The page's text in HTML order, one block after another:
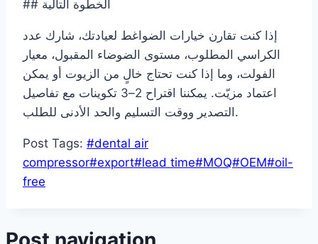
## الخطوة التالية
إذا كنت تقارن خيارات الضواغط لعيادتك، شارك عدد
الكراسي المطلوب، مستوى الضوضاء المقبول، معيار
الفولت، وما إذا كنت تحتاج خالٍ من الزيوت أو يمكن
اعتماد مزيّت. يمكننا اقتراح 2–3 تكوينات مع تفاصيل
التصدير ووقت التسليم والحد الأدنى للطلب.
Post Tags: #dental air
compressor#export#lead time#MOQ#OEM#oil-
free